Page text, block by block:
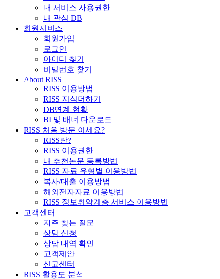
내 서비스 사용권한
내 관심 DB
회원서비스
회원가입
로그인
아이디 찾기
비밀번호 찾기
About RISS
RISS 이용방법
RISS 지식더하기
DB연계 현황
BI 및 배너 다운로드
RISS 처음 방문 이세요?
RISS란?
RISS 이용권한
내 추천논문 등록방법
RISS 자료 유형별 이용방법
복사/대출 이용방법
해외전자자료 이용방법
RISS 정보취약계층 서비스 이용방법
고객센터
자주 찾는 질문
상담 신청
상담 내역 확인
고객제안
신고센터
RISS 활용도 분석